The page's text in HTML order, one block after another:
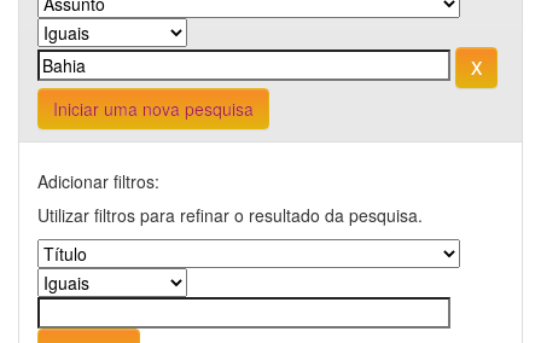
Iniciar uma nova pesquisa
Adicionar filtros:
Utilizar filtros para refinar o resultado da pesquisa.